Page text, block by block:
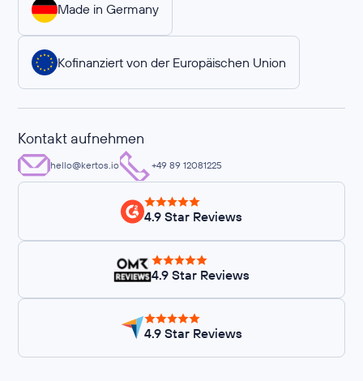
Made in Germany
Kofinanziert von der Europäischen Union
Kontakt aufnehmen
hello@kertos.io +49 89 12081225
4.9 Star Reviews
4.9 Star Reviews
4.9 Star Reviews